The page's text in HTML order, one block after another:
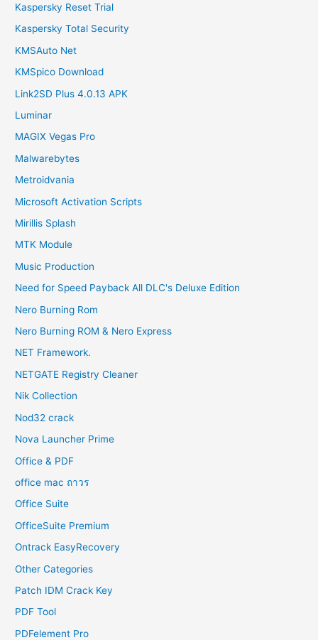
Kaspersky Reset Trial
Kaspersky Total Security
KMSAuto Net
KMSpico Download
Link2SD Plus 4.0.13 APK
Luminar
MAGIX Vegas Pro
Malwarebytes
Metroidvania
Microsoft Activation Scripts
Mirillis Splash
MTK Module
Music Production
Need for Speed Payback All DLC's Deluxe Edition
Nero Burning Rom
Nero Burning ROM & Nero Express
NET Framework.
NETGATE Registry Cleaner
Nik Collection
Nod32 crack
Nova Launcher Prime
Office & PDF
office mac ถาวร
Office Suite
OfficeSuite Premium
Ontrack EasyRecovery
Other Categories
Patch IDM Crack Key
PDF Tool
PDFelement Pro